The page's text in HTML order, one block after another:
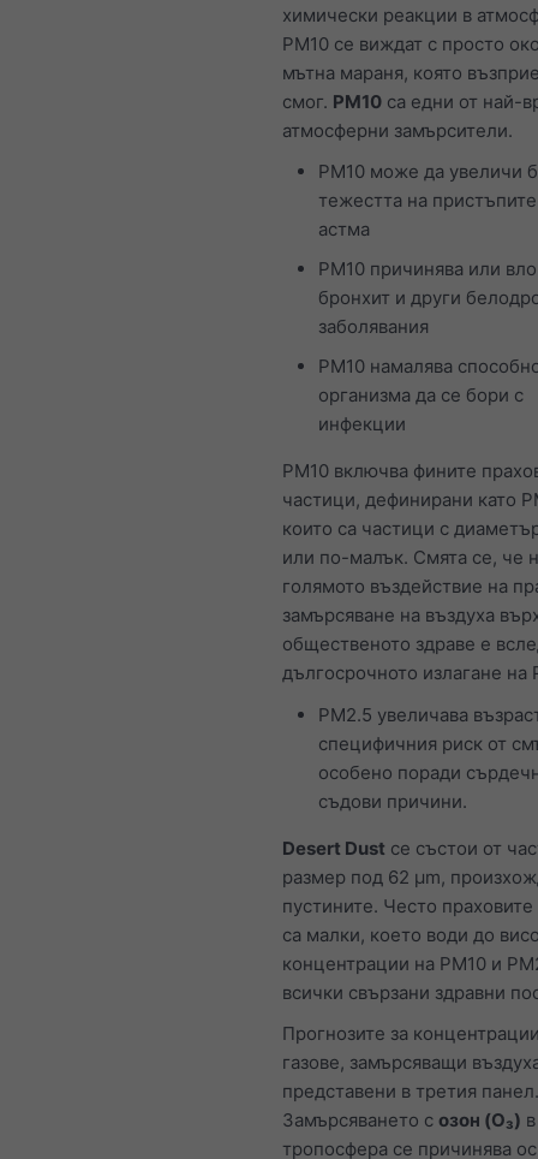
химически реакции в
PM10 се виждат с просто
мътна мараня, която
смог. PM10 са едни от най-
атмосферни замърсители.
PM10 може да увеличи
тежестта на
астма
PM10 причинява или
бронхит и други
заболявания
PM10 намалява
организма да се бори с
инфекции
PM10 включва фините
частици, дефинирани като
които са частици с
или по-малък. Смята се, че
голямото въздействие на
замърсяване на въздуха
общественото здраве е
дългосрочното излагане на
PM2.5 увеличава
специфичния риск от
особено поради
съдови причини.
Desert Dust се състои от
размер под 62 μm,
пустините. Често
са малки, което води до
концентрации на PM10 и
всички свързани здравни
Прогнозите за
газове, замърсяващи
представени в третия панел.
Замърсяването с озон (O₃)
тропосфера се причинява